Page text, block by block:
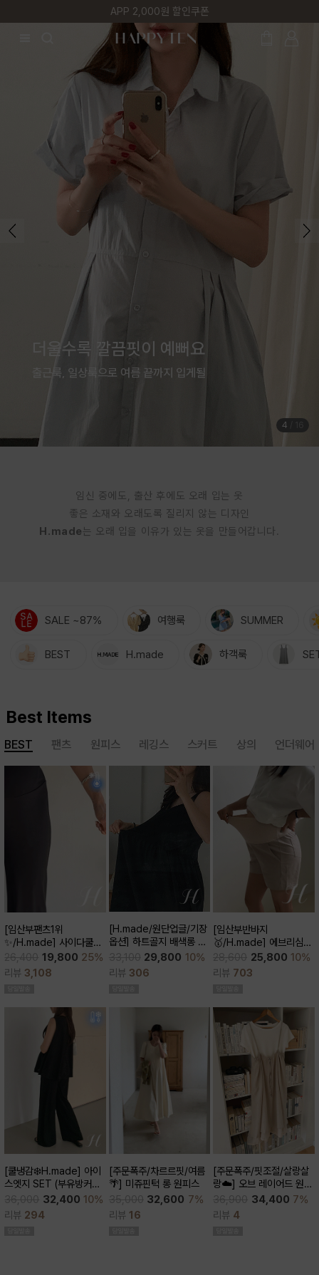
매주 리뷰어 최대 1만원 쿠폰
여름은 귀엽게 입는 계절
체형커버까지 완벽한 점프수트
5
임신 중에도, 출산 후에도 오래 입는 옷
좋은 소재와 오래도록 질리지 않는 디자인
H.made는 오래 입을 이유가 있는 옷을 만들어갑니다.
SALE ~87% 여행룩 SUMMER
BEST H.made 하객룩
Best Items
[임산부팬츠1위
✨/H.made] 사이다쿨링
부츠컷 팬츠 (키작/보통/키
큰)
19,800 25%
리뷰 3,108
[H.made/원단업글/기장
옵션] 하트골지 배색롱 원
29,800 10%
리뷰 306
[임산부반바지
🥇/H.made] 에브리심플
25,800 10%
리뷰 703
[쿨냉감❄️H.made] 아이
스엣지 SET (부유방커버/
쿨세트/코디활용굿/출근
룩,데일리룩)
32,400 10%
리뷰 294
[주문폭주/차르르핏/여름
🌴] 미쥬핀턱 롱 원피스
32,600 7%
리뷰 16
[주문폭주/핏조절/살랑살
랑☁️] 오브 레이어드 원피
34,400 7%
리뷰 4
BEST 팬츠 원피스 레깅스 스커트 상의 언더웨어